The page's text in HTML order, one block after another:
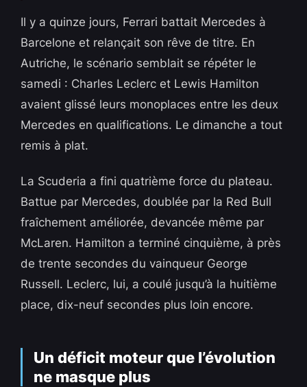
Il y a quinze jours, Ferrari battait Mercedes à
Barcelone et relançait son rêve de titre. En
Autriche, le scénario semblait se répéter le
samedi : Charles Leclerc et Lewis Hamilton
avaient glissé leurs monoplaces entre les deux
Mercedes en qualifications. Le dimanche a tout
remis à plat.
La Scuderia a fini quatrième force du plateau.
Battue par Mercedes, doublée par la Red Bull
fraîchement améliorée, devancée même par
McLaren. Hamilton a terminé cinquième, à près
de trente secondes du vainqueur George
Russell. Leclerc, lui, a coulé jusqu’à la huitième
place, dix-neuf secondes plus loin encore.
Un déficit moteur que l’évolution
ne masque plus